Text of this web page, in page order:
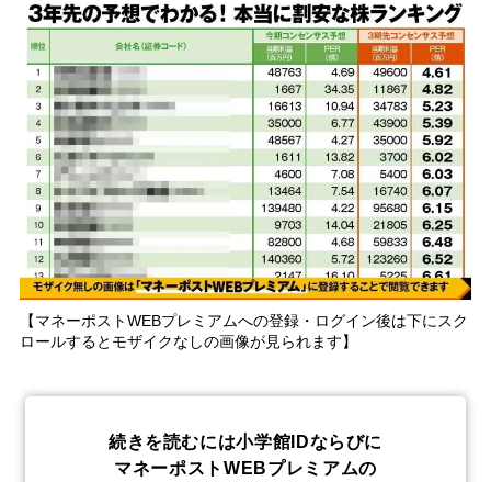
【マネーポストWEBプレミアムへの登録・ログイン後は下にスク
ロールするとモザイクなしの画像が見られます】
続きを読むには小学館IDならびに
マネーポストWEBプレミアムの